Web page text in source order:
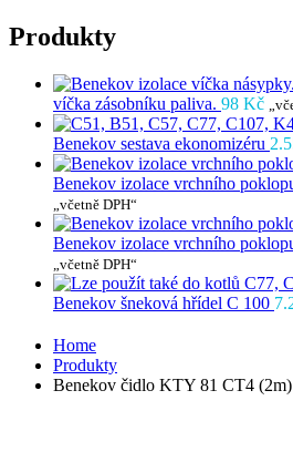
Produkty
víčka zásobníku paliva. 98 Kč
Benekov sestava ekonomizéru
Benekov izolace vrchního
„včetně DPH“
Benekov izolace vrchního
„včetně DPH“
Benekov šneková hřídel C 100
Home
Produkty
Benekov čidlo KTY 81 CT4 (2m)